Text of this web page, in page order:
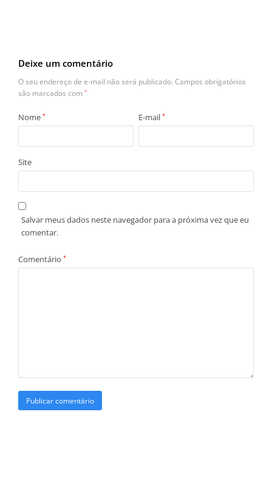
Deixe um comentário
O seu endereço de e-mail não será publicado. Campos obrigatórios
são marcados com *
Nome * E-mail *
Site
Salvar meus dados neste navegador para a próxima vez que eu
comentar.
Comentário *